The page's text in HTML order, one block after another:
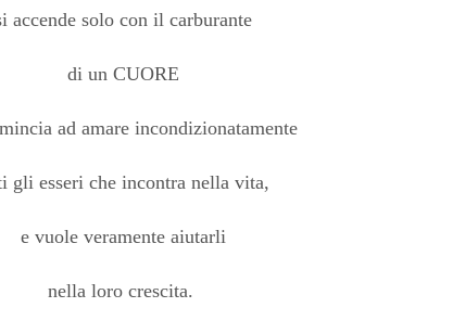
accende solo con il carburante
di un CUORE
ad amare incondizionatamente
gli esseri che incontra nella vita,
e vuole veramente aiutarli
nella loro crescita.